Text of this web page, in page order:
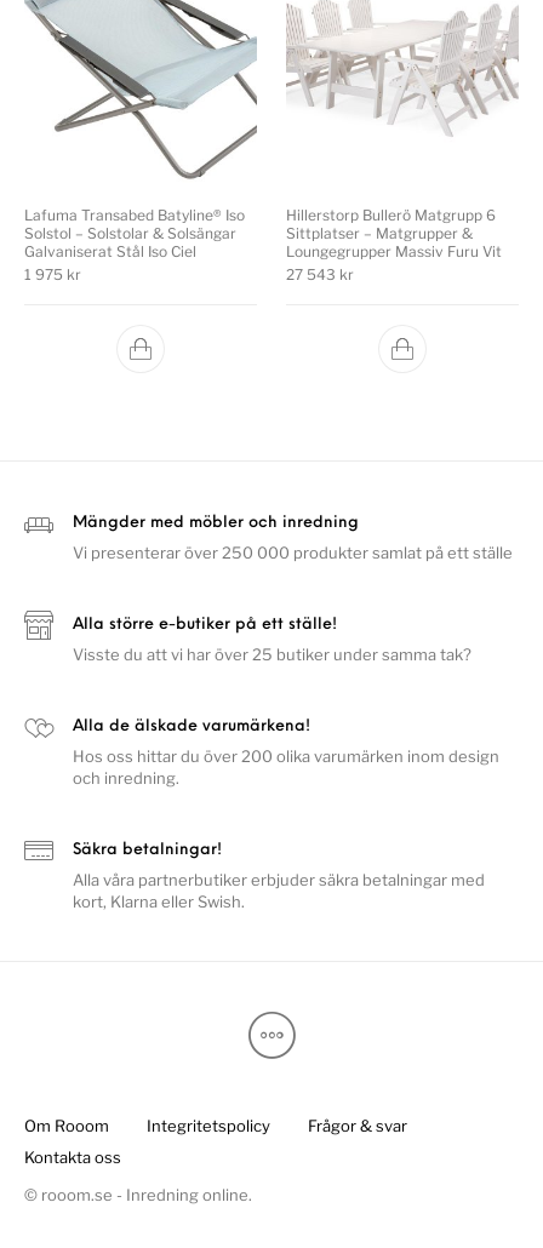
Lafuma Transabed Batyline® Iso
Solstol – Solstolar & Solsängar
Galvaniserat Stål Iso Ciel
1 975 kr
Hillerstorp Bullerö Matgrupp 6
Sittplatser – Matgrupper &
Loungegrupper Massiv Furu Vit
27 543 kr
Mängder med möbler och inredning
Vi presenterar över 250 000 produkter samlat på ett ställe
Alla större e-butiker på ett ställe!
Visste du att vi har över 25 butiker under samma tak?
Alla de älskade varumärkena!
Hos oss hittar du över 200 olika varumärken inom design
och inredning.
Säkra betalningar!
Alla våra partnerbutiker erbjuder säkra betalningar med
kort, Klarna eller Swish.
Om Rooom Integritetspolicy
Frågor & svar
Kontakta oss
© rooom.se - Inredning online.